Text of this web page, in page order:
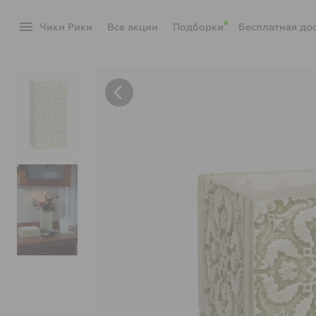
menu Чики Рики акции Подборки Бесплатная
arrow_back_ios